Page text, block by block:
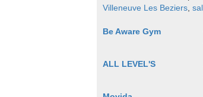
Villeneuve Les Beziers
Be Aware Gym
ALL LEVEL'S